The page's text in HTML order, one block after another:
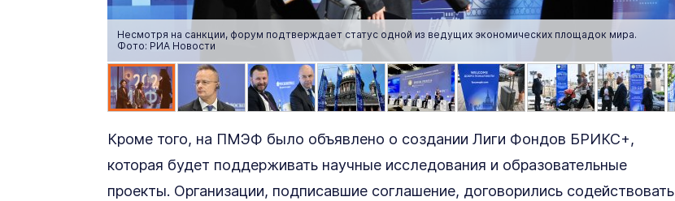
Несмотря на санкции, форум подтверждает статус одной из ведущих экономических площадок мира.
Фото: РИА Новости
Кроме того, на ПМЭФ было объявлено о создании Лиги Фондов БРИКС+,
которая будет поддерживать научные исследования и образовательные
проекты. Организации, подписавшие соглашение, договорились содействовать